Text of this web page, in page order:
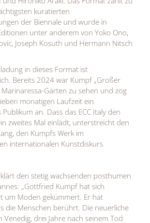
kuratierten
der Biennale und wurde in
unter anderem von Yoko Ono,
Joseph Kosuth und Hermann Nitsch
in dieses Format ist
Bereits 2024 war Kumpf „Großer
Marinaressa-Gärten zu sehen und zog
monatigen Laufzeit ein
an. Dass das ECC Italy den
zweites Mal einlädt, unterstreicht den
den Kumpfs Werk im
internationalen Kunstdiskurs
den stetig wachsenden posthumen
„Gottfried Kumpf hat sich
um Moden gekümmert. Er hat
die Menschen berührt. Die neuerliche
Venedig, drei Jahre nach seinem Tod